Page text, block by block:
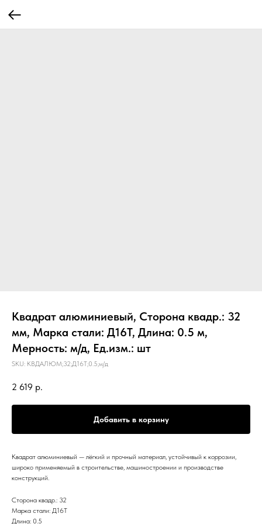
Квадрат алюминиевый, Сторона квадр.: 32
мм, Марка стали: Д16Т, Длина: 0.5 м,
Мерность: м/д, Ед.изм.: шт
SKU: КВДАЛЮМ;32;Д16Т;0.5;м/д
2 619 р.
Добавить в корзину
Квадрат алюминиевый — лёгкий и прочный материал, устойчивый к коррозии,
широко применяемый в строительстве, машиностроении и производстве
конструкций.
Сторона квадр.: 32
Марка стали: Д16Т
Длина: 0.5